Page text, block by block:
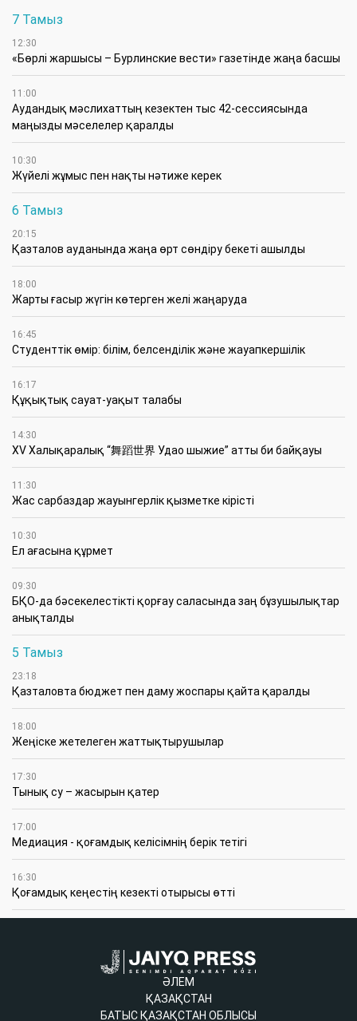
7 Тамыз
12:30
«Бөрлі жаршысы – Бурлинские вести» газетінде жаңа басшы
11:00
Аудандық мәслихаттың кезектен тыс 42-сессиясында
маңызды мәселелер қаралды
10:30
Жүйелі жұмыс пен нақты нәтиже керек
6 Тамыз
20:15
Қазталов ауданында жаңа өрт сөндіру бекеті ашылды
18:00
Жарты ғасыр жүгін көтерген желі жаңаруда
16:45
Студенттік өмір: білім, белсенділік және жауапкершілік
16:17
Құқықтық сауат-уақыт талабы
14:30
XV Халықаралық “舞蹈世界 Удао шыжие” атты би байқауы
11:30
Жас сарбаздар жауынгерлік қызметке кірісті
10:30
Ел ағасына құрмет
09:30
БҚО-да бәсекелестікті қорғау саласында заң бұзушылықтар
анықталды
5 Тамыз
23:18
Қазталовта бюджет пен даму жоспары қайта қаралды
18:00
Жеңіске жетелеген жаттықтырушылар
17:30
Тынық су – жасырын қатер
17:00
Медиация - қоғамдық келісімнің берік тетігі
16:30
Қоғамдық кеңестің кезекті отырысы өтті
ӘЛЕМ
ҚАЗАҚСТАН
БАТЫС ҚАЗАҚСТАН ОБЛЫСЫ